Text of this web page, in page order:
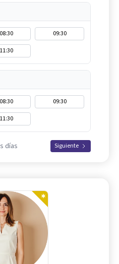
08:30
09:30
11:30
08:30
09:30
11:30
días Siguiente